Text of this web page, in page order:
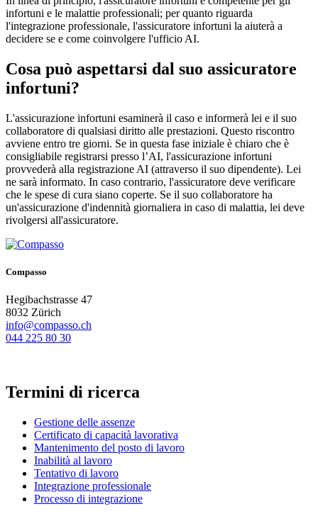
infortuni e le malattie professionali; per quanto riguarda
l'integrazione professionale, l'assicuratore infortuni la aiuterà a
decidere se e come coinvolgere l'ufficio AI.
Cosa può aspettarsi dal suo assicuratore
infortuni?
L'assicurazione infortuni esaminerà il caso e informerà lei e il suo
collaboratore di qualsiasi diritto alle prestazioni. Questo riscontro
avviene entro tre giorni. Se in questa fase iniziale è chiaro che è
consigliabile registrarsi presso l’AI, l'assicurazione infortuni
provvederà alla registrazione AI (attraverso il suo dipendente). Lei
ne sarà informato. In caso contrario, l'assicuratore deve verificare
che le spese di cura siano coperte. Se il suo collaboratore ha
un'assicurazione d'indennità giornaliera in caso di malattia, lei deve
rivolgersi all'assicuratore.
Compasso
Hegibachstrasse 47
8032 Zürich
info@compasso.ch
044 225 80 30
Termini di ricerca
Gestione delle assenze
Certificato di capacità lavorativa
Mantenimento del posto di lavoro
Inabilità al lavoro
Tentativo di lavoro
Integrazione professionale
Processo di integrazione